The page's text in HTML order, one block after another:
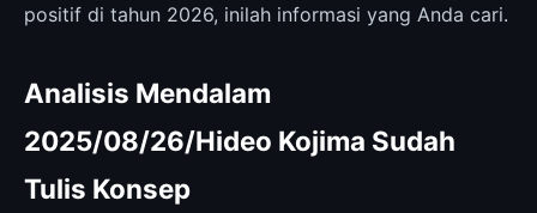
positif di tahun 2026, inilah informasi yang Anda cari.
Analisis Mendalam
2025/08/26/Hideo Kojima Sudah
Tulis Konsep